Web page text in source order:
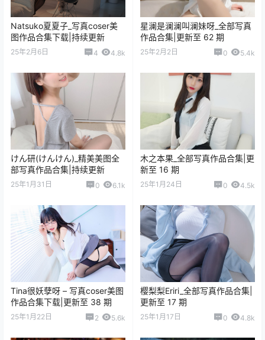
Natsuko夏夏子_写真coser美
图作品合集下载|持续更新
25年2月6日 4 4.8k
星澜是澜澜叫澜妹呀_全部写真
作品合集|更新至 62 期
25年2月2日 0 5.4k
けん研(けんけん)_精美美图全
部写真作品合集|持续更新
25年1月31日 0 6.1k
木之本果_全部写真作品合集|更
新至 16 期
25年1月24日 0 4.5k
Tina很妖孽呀 – 写真coser美图
作品合集下载|更新至 38 期
25年1月22日 2 5.6k
樱梨梨Eriri_全部写真作品合集|
更新至 17 期
25年1月17日 0 4.8k